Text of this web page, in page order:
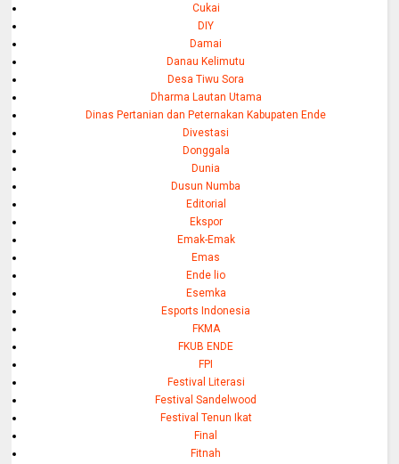
Cukai
DIY
Damai
Danau Kelimutu
Desa Tiwu Sora
Dharma Lautan Utama
Dinas Pertanian dan Peternakan Kabupaten Ende
Divestasi
Donggala
Dunia
Dusun Numba
Editorial
Ekspor
Emak-Emak
Emas
Ende lio
Esemka
Esports Indonesia
FKMA
FKUB ENDE
FPI
Festival Literasi
Festival Sandelwood
Festival Tenun Ikat
Final
Fitnah